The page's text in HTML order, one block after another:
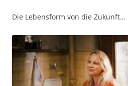
Die Lebensform von die Zukunft…